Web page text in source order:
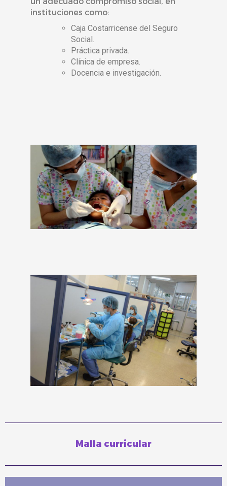
instituciones como:
Caja Costarricense del Seguro
Social.
Práctica privada.
Clínica de empresa.
Docencia e investigación.
Malla curricular